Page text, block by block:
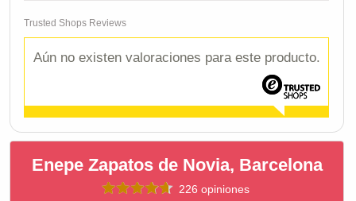
Trusted Shops Reviews
Aún no existen valoraciones para este producto.
Enepe Zapatos de Novia, Barcelona
226 opiniones